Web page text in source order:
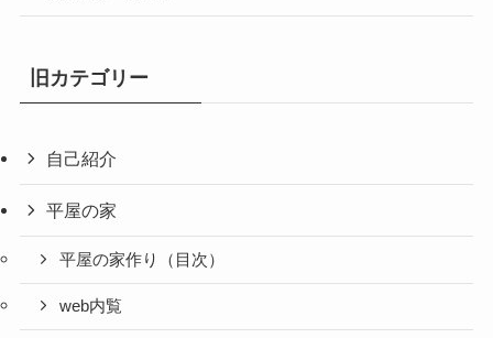
旧カテゴリー
自己紹介
平屋の家
平屋の家作り（目次）
web内覧